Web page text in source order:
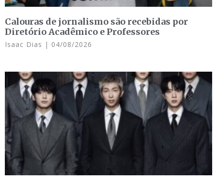
Calouras de jornalismo são recebidas por
Diretório Acadêmico e Professores
Isaac Dias 04/08/2026